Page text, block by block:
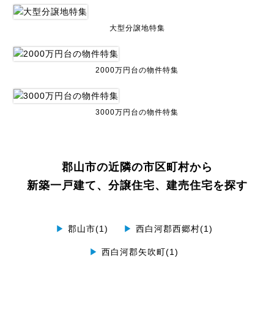
大型分譲地特集
2000万円台の物件特集
3000万円台の物件特集
郡山市の近隣の市区町村から
新築一戸建て、分譲住宅、建売住宅を探す
▶ 郡山市(1) ▶ 西白河郡西郷村(1)
▶ 西白河郡矢吹町(1)